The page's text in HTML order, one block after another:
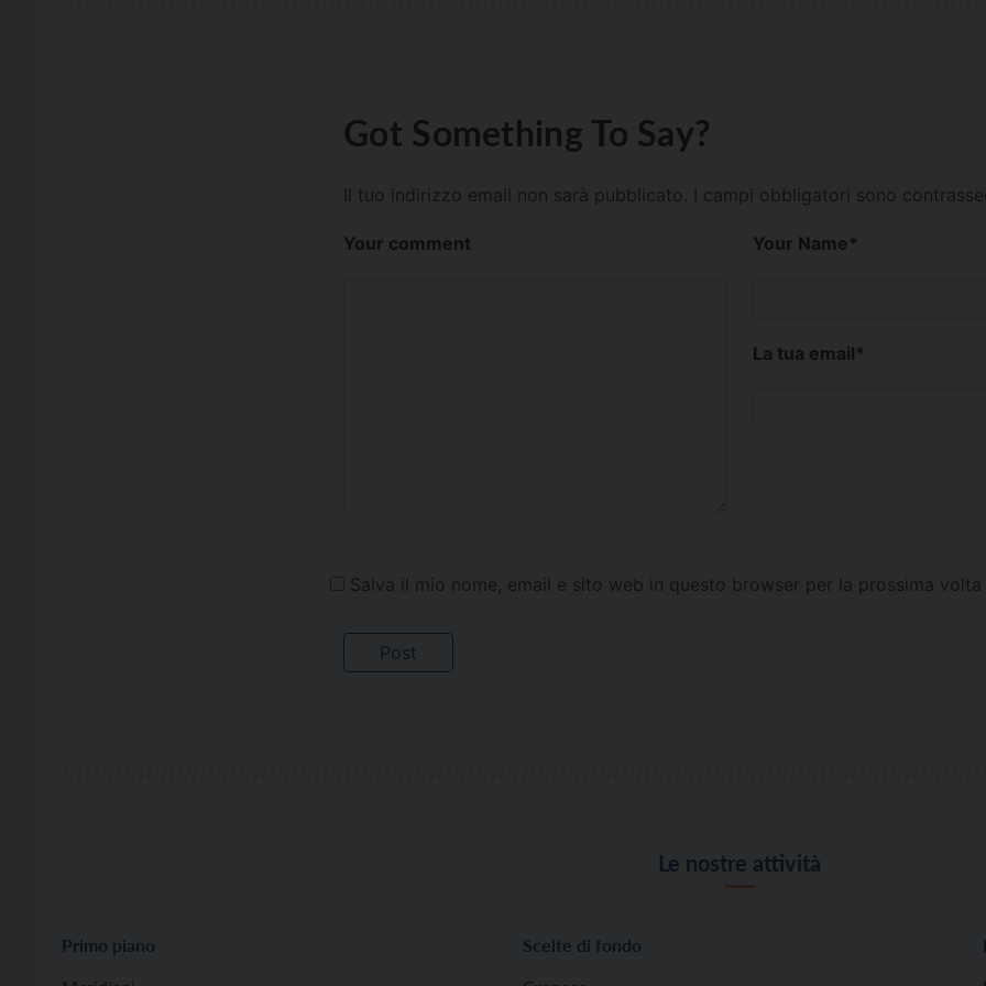
Got Something To Say?
Il tuo indirizzo email non sarà pubblicato. I campi obbligatori sono
Your comment Your Name*
La tua email*
Salva il mio nome, email e sito web in questo browser per la prossima volta
Le nostre attività
Primo piano
Scelte di fondo